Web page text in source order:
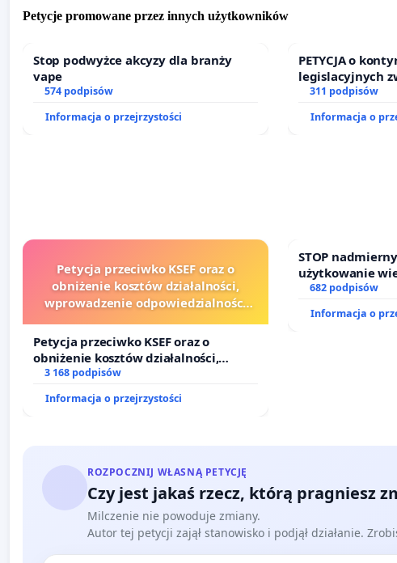
Petycje promowane przez innych użytkowników
Stop podwyżce akcyzy dla branży
vape
574 podpisów
Informacja o przejrzystości
PETYCJA o
legislacyjnych
prawa
311 podpisów
Informacja o
Petycja przeciwko KSEF oraz o
obniżenie kosztów działalności,
wprowadzenie odpowiedzialności
sędziów
Petycja przeciwko KSEF oraz o
obniżenie kosztów działalności,
wprowadzenie odpowiedzialności
sędziów
3 168 podpisów
Informacja o przejrzystości
STOP
użytkowanie
zajmowanych
682 podpisów
Informacja o
ROZPOCZNIJ WŁASNĄ PETYCJĘ
Czy jest jakaś rzecz, którą pragniesz
Milczenie nie powoduje zmiany.
Autor tej petycji zajął stanowisko i podjął działanie.